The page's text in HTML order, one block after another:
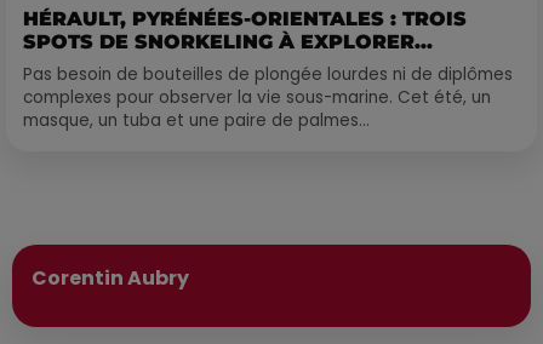
HÉRAULT, PYRÉNÉES-ORIENTALES : TROIS
SPOTS DE SNORKELING À EXPLORER...
Pas besoin de bouteilles de plongée lourdes ni de diplômes
complexes pour observer la vie sous-marine. Cet été, un
masque, un tuba et une paire de palmes...
Corentin Aubry